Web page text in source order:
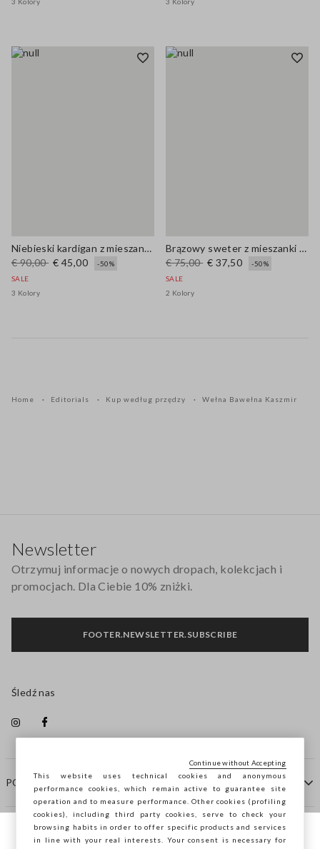
Niebieski kardigan z mieszanki wełny i bawełny, regularne dopasowanie
€ 90,00 € 45,00
-50%
SALE
3 Kolory
Brązowy sweter z mieszanki wełny i bawełny regular fit
€ 75,00 € 37,50
-50%
SALE
2 Kolory
Home Editorials Kup według przędzy Wełna Bawełna Kaszmir
POMOC
FIRMA
Newsletter
Otrzymuj informacje o nowych dropach, kolekcjach i
promocjach. Dla Ciebie 10% zniżki.
FOOTER.NEWSLETTER.SUBSCRIBE
Śledź nas
Przeglądasz STEFANEL Italia, chcesz
This website uses technical cookies and anonymous
performance cookies, which remain active to guarantee site
operation and to measure performance. Other cookies (profiling
cookies), including third party cookies, serve to check your
browsing habits in order to offer specific products and services
in line with your real interests. Your consent is necessary for
Continue without Accepting